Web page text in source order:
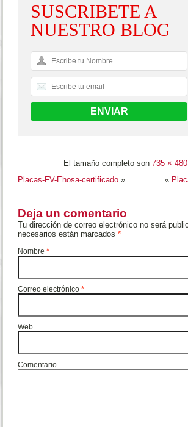
SUSCRIBETE A
NUESTRO BLOG
El tamaño completo son 735 × 480
Placas-FV-Ehosa-certificado » «
Deja un comentario
Tu dirección de correo electrónico no será
necesarios están marcados*
Nombre*
Correo electrónico*
Web
Comentario